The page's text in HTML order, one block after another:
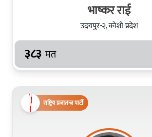
भाष्कर राई
उदयपुर-२, कोशी प्रदेश
३८३ मत
राष्ट्रिय प्रजातन्त्र पार्टी